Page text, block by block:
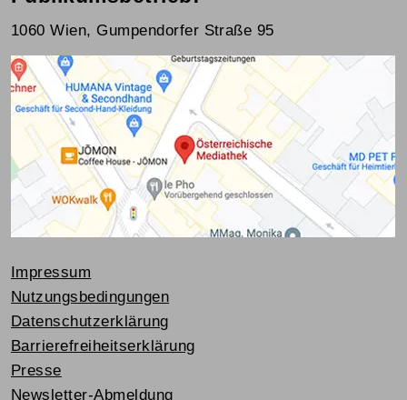
1060 Wien, Gumpendorfer Straße 95
Impressum
Nutzungsbedingungen
Datenschutzerklärung
Barrierefreiheitserklärung
Presse
Newsletter-Abmeldung